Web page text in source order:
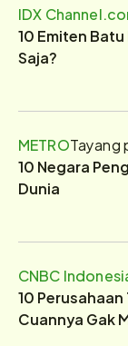
IDX
10 Emiten
Saja?
METROTayang
10 Negara
Dunia
CNBC
10
Cuannya Gak